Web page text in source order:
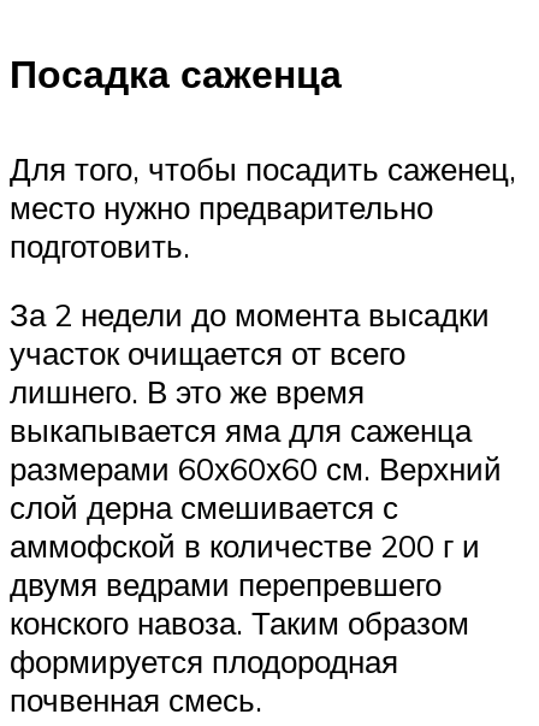
Посадка саженца
Для того, чтобы посадить саженец,
место нужно предварительно
подготовить.
За 2 недели до момента высадки
участок очищается от всего
лишнего. В это же время
выкапывается яма для саженца
размерами 60х60х60 см. Верхний
слой дерна смешивается с
аммофской в количестве 200 г и
двумя ведрами перепревшего
конского навоза. Таким образом
формируется плодородная
почвенная смесь.